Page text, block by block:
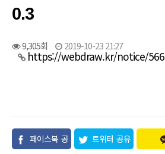
0.3
9,305회 2019-10-23 21:27
https://webdraw.kr/notice/566
페이스북 공
트위터 공유